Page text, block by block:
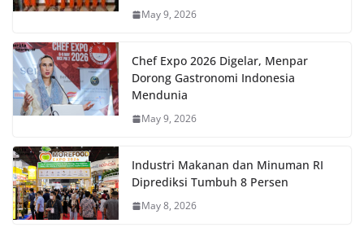
May 9, 2026
Chef Expo 2026 Digelar, Menpar
Dorong Gastronomi Indonesia
Mendunia
May 9, 2026
Industri Makanan dan Minuman RI
Diprediksi Tumbuh 8 Persen
May 8, 2026